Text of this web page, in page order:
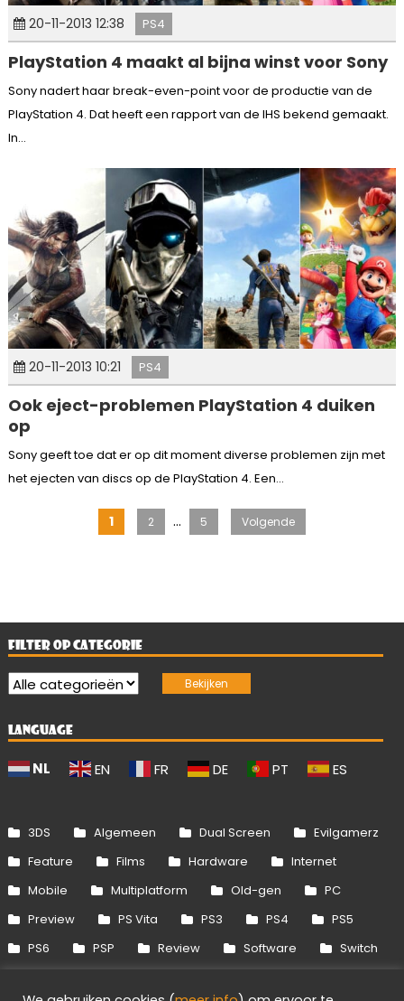
20-11-2013 12:38 PS4
PlayStation 4 maakt al bijna winst voor Sony
Sony nadert haar break-even-point voor de productie van de
PlayStation 4. Dat heeft een rapport van de IHS bekend gemaakt.
In...
20-11-2013 10:21 PS4
Ook eject-problemen PlayStation 4 duiken
op
Sony geeft toe dat er op dit moment diverse problemen zijn met
het ejecten van discs op de PlayStation 4. Een...
Berichten
1 2 … 5 Volgende
FILTER OP CATEGORIE
LANGUAGE
NL EN FR DE PT ES
3DS Algemeen Dual Screen
Evilgamerz
Feature
Films Hardware
Internet
Mobile
Multiplatform Old-gen
PC
Preview
PS Vita PS3 PS4
PS5
PS6
PSP Review Software
Switch